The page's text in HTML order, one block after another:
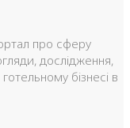
про сферу
дослідження,
бізнесі в